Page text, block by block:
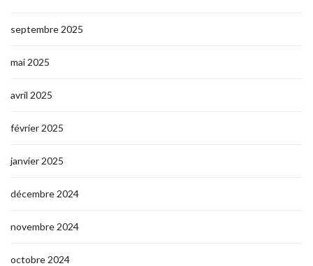
septembre 2025
mai 2025
avril 2025
février 2025
janvier 2025
décembre 2024
novembre 2024
octobre 2024